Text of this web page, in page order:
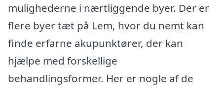
mulighederne i nærtliggende byer. Der er
flere byer tæt på Lem, hvor du nemt kan
finde erfarne akupunktører, der kan
hjælpe med forskellige
behandlingsformer. Her er nogle af de